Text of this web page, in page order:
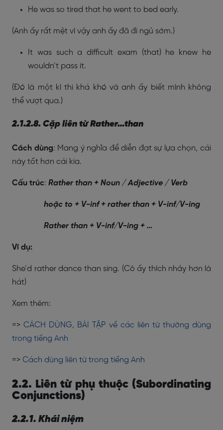
He was so tired that he went to bed early.
(Anh ấy rất mệt vì vậy anh ấy đã đi ngủ sớm.)
It was such a difficult exam (that) he knew he
wouldn’t pass it.
(Đó là một kì thi khá khó và anh ấy biết mình không
thể vượt qua.)
2.1.2.8. Cặp liên từ Rather…than
Cách dùng: Mang ý nghĩa để diễn đạt sự lựa chọn, cái
này tốt hơn cái kia.
Cấu trúc: Rather than + Noun / Adjective / Verb
hoặc to + V-inf + rather than + V-inf/V-ing
Rather than + V-inf/V-ing + …
Ví dụ:
She’d rather dance than sing. (Cô ấy thích nhảy hơn là
hát)
Xem thêm:
=>CÁCH DÙNG, BÀI TẬP về các liên từ thường dùng
trong tiếng Anh
=> Cách dùng liên từ trong tiếng Anh
2.2. Liên từ phụ thuộc (Subordinating
Conjunctions)
2.2.1. Khái niệm